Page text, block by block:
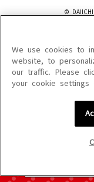
©
このサイトに掲載されてい
を問わず、著作権法の定め
を禁じます。
楽曲及びコンテンツは、機
楽曲及びコンテンツの配信日
We use cookies to
website, to
our traffic. Please
your cookie settings